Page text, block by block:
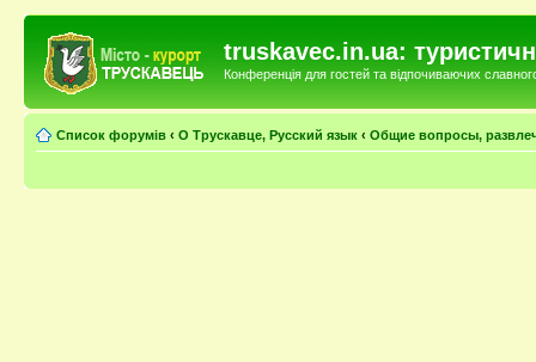
truskavec.in.ua:
Конференція для гостей та відпочиваючих
Список форумів ‹ О Трускавце, Русский язык ‹ Общие вопросы,